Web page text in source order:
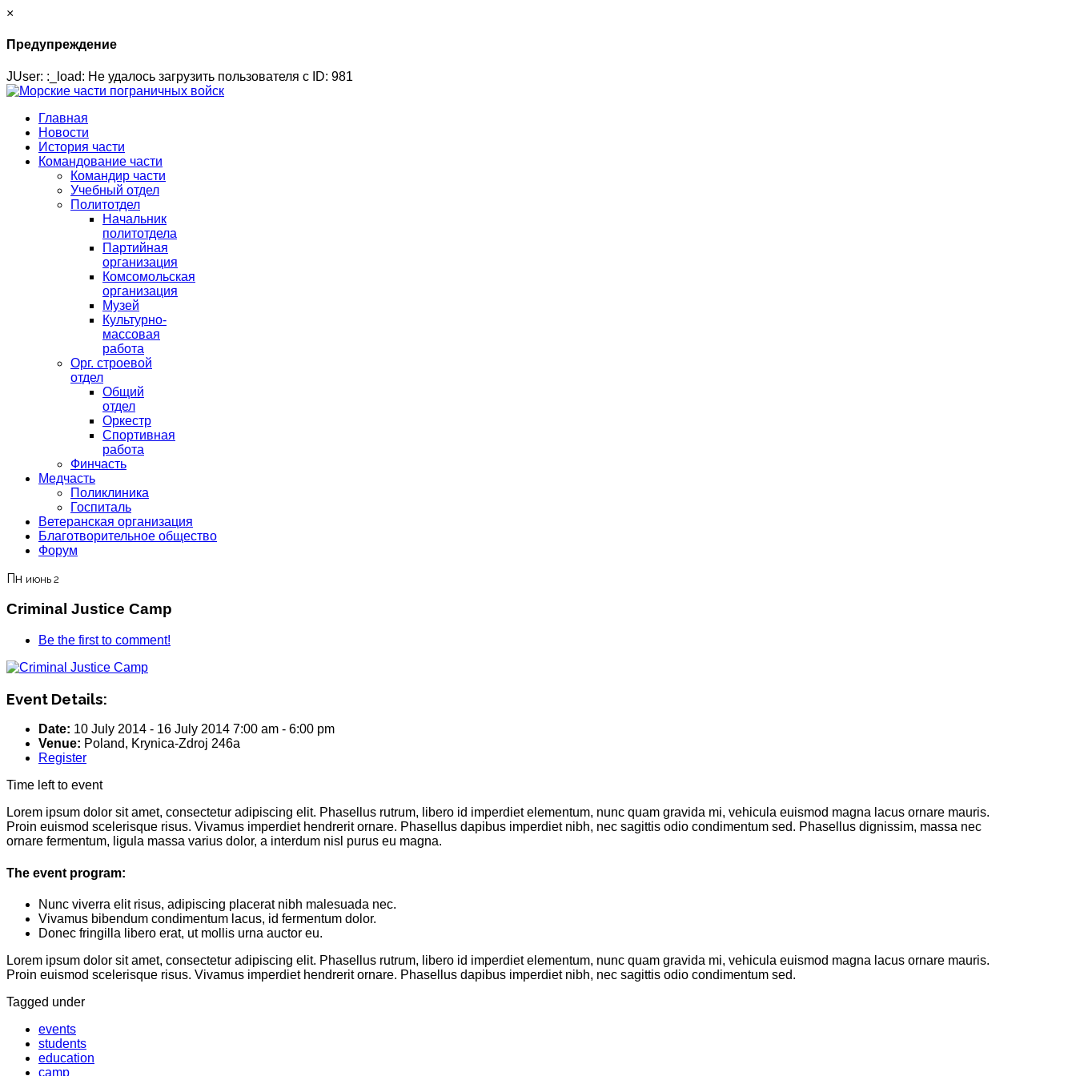
×
Предупреждение
JUser: :_load: Не удалось загрузить пользователя с ID: 981
Главная
Новости
История части
Командование части
Командир части
Учебный отдел
Политотдел
Начальник
политотдела
Партийная
организация
Комсомольская
организация
Музей
Культурно-
массовая
работа
Орг. строевой
отдел
Общий
отдел
Оркестр
Спортивная
работа
Финчасть
Медчасть
Поликлиника
Госпиталь
Ветеранская организация
Благотворительное общество
Форум
Пн июнь 2
Criminal Justice Camp
Be the first to comment!
Event Details:
Date: 10 July 2014 - 16 July 2014 7:00 am - 6:00 pm
Venue: Poland, Krynica-Zdroj 246a
Register
Time left to event
Lorem ipsum dolor sit amet, consectetur adipiscing elit. Phasellus rutrum, libero id imperdiet elementum, nunc quam gravida mi, vehicula euismod magna lacus ornare mauris.
Proin euismod scelerisque risus. Vivamus imperdiet hendrerit ornare. Phasellus dapibus imperdiet nibh, nec sagittis odio condimentum sed. Phasellus dignissim, massa nec
ornare fermentum, ligula massa varius dolor, a interdum nisl purus eu magna.
The event program:
Nunc viverra elit risus, adipiscing placerat nibh malesuada nec.
Vivamus bibendum condimentum lacus, id fermentum dolor.
Donec fringilla libero erat, ut mollis urna auctor eu.
Lorem ipsum dolor sit amet, consectetur adipiscing elit. Phasellus rutrum, libero id imperdiet elementum, nunc quam gravida mi, vehicula euismod magna lacus ornare mauris.
Proin euismod scelerisque risus. Vivamus imperdiet hendrerit ornare. Phasellus dapibus imperdiet nibh, nec sagittis odio condimentum sed.
Tagged under
events
students
education
camp